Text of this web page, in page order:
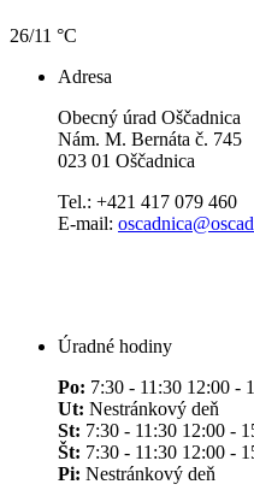
26/11 °C
Adresa
Obecný úrad Oščadnica
Nám. M. Bernáta č. 745
023 01 Oščadnica
Tel.: +421 417 079 460
E-mail:
Úradné hodiny
Po: 7:30 - 11:30 12:00 -
Ut: Nestránkový deň
St: 7:30 - 11:30 12:00 -
Št: 7:30 - 11:30 12:00 -
Pi: Nestránkový deň